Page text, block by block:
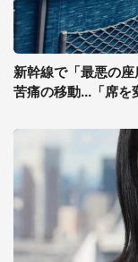
新幹線で「最悪の
苦痛の移動...「席を